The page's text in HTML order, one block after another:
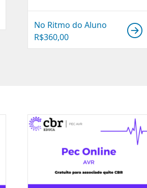
No Ritmo do Aluno
R$360,00